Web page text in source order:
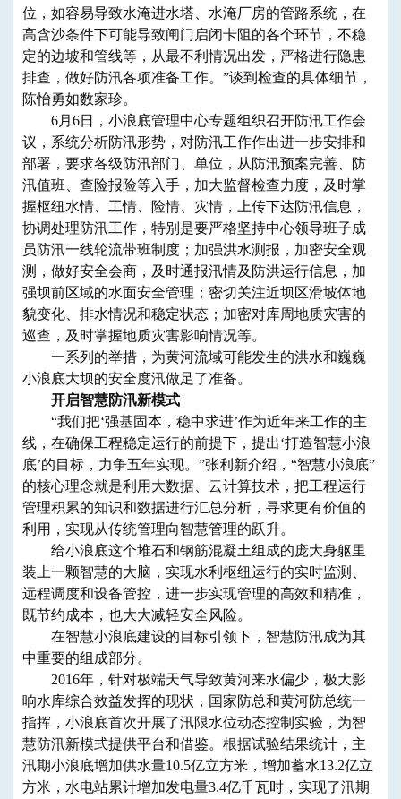
位，如容易导致水淹进水塔、水淹厂房的管路系统，在
高含沙条件下可能导致闸门启闭卡阻的各个环节，不稳
定的边坡和管线等，从最不利情况出发，严格进行隐患
排查，做好防汛各项准备工作。”谈到检查的具体细节，
陈怡勇如数家珍。
6月6日，小浪底管理中心专题组织召开防汛工作会
议，系统分析防汛形势，对防汛工作作出进一步安排和
部署，要求各级防汛部门、单位，从防汛预案完善、防
汛值班、查险报险等入手，加大监督检查力度，及时掌
握枢纽水情、工情、险情、灾情，上传下达防汛信息，
协调处理防汛工作，特别是要严格坚持中心领导班子成
员防汛一线轮流带班制度；加强洪水测报，加密安全观
测，做好安全会商，及时通报汛情及防洪运行信息，加
强坝前区域的水面安全管理；密切关注近坝区滑坡体地
貌变化、排水情况和稳定状态；加密对库周地质灾害的
巡查，及时掌握地质灾害影响情况等。
一系列的举措，为黄河流域可能发生的洪水和巍巍
小浪底大坝的安全度汛做足了准备。
开启智慧防汛新模式
“我们把‘强基固本，稳中求进’作为近年来工作的主
线，在确保工程稳定运行的前提下，提出‘打造智慧小浪
底’的目标，力争五年实现。”张利新介绍，“智慧小浪底”
的核心理念就是利用大数据、云计算技术，把工程运行
管理积累的知识和数据进行汇总分析，寻求更有价值的
利用，实现从传统管理向智慧管理的跃升。
给小浪底这个堆石和钢筋混凝土组成的庞大身躯里
装上一颗智慧的大脑，实现水利枢纽运行的实时监测、
远程调度和设备管控，进一步实现管理的高效和精准，
既节约成本，也大大减轻安全风险。
在智慧小浪底建设的目标引领下，智慧防汛成为其
中重要的组成部分。
2016年，针对极端天气导致黄河来水偏少，极大影
响水库综合效益发挥的现状，国家防总和黄河防总统一
指挥，小浪底首次开展了汛限水位动态控制实验，为智
慧防汛新模式提供平台和借鉴。根据试验结果统计，主
汛期小浪底增加供水量10.5亿立方米，增加蓄水13.2亿立
方米，水电站累计增加发电量3.4亿千瓦时，实现了汛期